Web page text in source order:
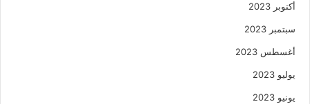
أكتوبر 2023
سبتمبر 2023
أغسطس 2023
يوليو 2023
يونيو 2023